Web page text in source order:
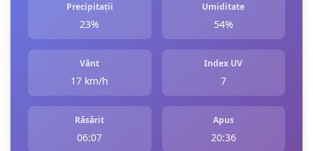
Precipitații
23%
Umiditate
54%
Vânt
17 km/h
Index UV
7
Răsărit
06:07
Apus
20:36